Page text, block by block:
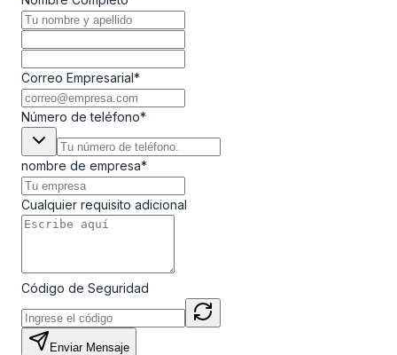
Correo Empresarial*
Número de teléfono*
nombre de empresa*
Cualquier requisito adicional
Código de Seguridad
Enviar Mensaje